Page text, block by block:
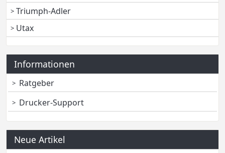
Triumph-Adler
Utax
Informationen
Ratgeber
Drucker-Support
Neue Artikel